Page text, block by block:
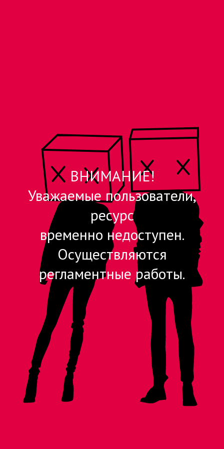
ВНИМАНИЕ!
Уважаемые пользователи,
ресурс
временно недоступен.
Осуществляются
регламентные работы.